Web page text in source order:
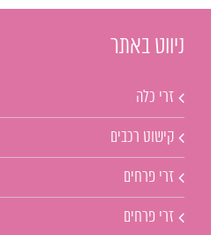
ניווט באתר
זרי כלה
קישוט רכבים
זרי פרחים
זרי פרחים